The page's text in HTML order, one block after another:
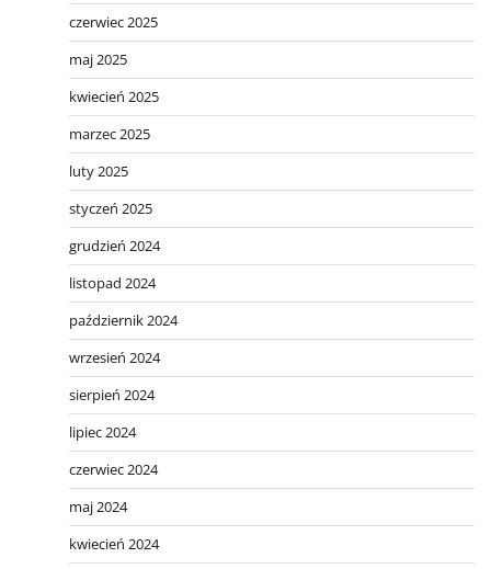
czerwiec 2025
maj 2025
kwiecień 2025
marzec 2025
luty 2025
styczeń 2025
grudzień 2024
listopad 2024
październik 2024
wrzesień 2024
sierpień 2024
lipiec 2024
czerwiec 2024
maj 2024
kwiecień 2024